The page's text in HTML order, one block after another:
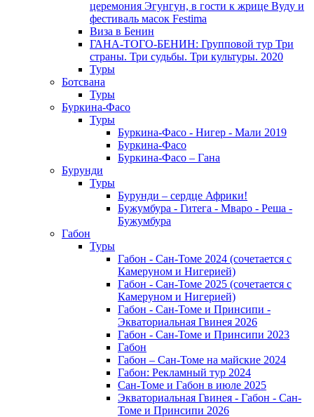
церемония Эгунгун, в гости к жрице Вуду и
фестиваль масок Festima
Виза в Бенин
ГАНА-ТОГО-БЕНИН: Групповой тур Три
страны. Три судьбы. Три культуры. 2020
Туры
Ботсвана
Туры
Буркина-Фасо
Туры
Буркина-Фасо - Нигер - Мали 2019
Буркина-Фасо
Буркина-Фасо – Гана
Бурунди
Туры
Бурунди – сердце Африки!
Бужумбура - Гитега - Мваро - Реша -
Бужумбура
Габон
Туры
Габон - Сан-Томе 2024 (сочетается с
Камеруном и Нигерией)
Габон - Сан-Томе 2025 (сочетается с
Камеруном и Нигерией)
Габон - Сан-Томе и Принсипи -
Экваториальная Гвинея 2026
Габон - Сан-Томе и Принсипи 2023
Габон
Габон – Сан-Томе на майские 2024
Габон: Рекламный тур 2024
Сан-Томе и Габон в июле 2025
Экваториальная Гвинея - Габон - Сан-
Томе и Принсипи 2026